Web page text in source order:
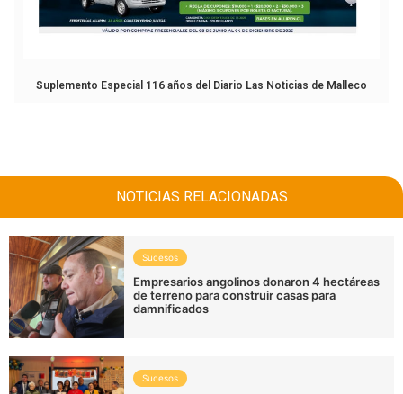
Suplemento Especial 116 años del Diario Las Noticias de Malleco
NOTICIAS RELACIONADAS
Sucesos
Empresarios angolinos donaron 4 hectáreas
de terreno para construir casas para
damnificados
Sucesos